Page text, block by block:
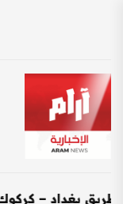
– كركوك بعد إنجازه